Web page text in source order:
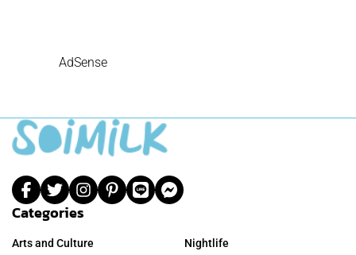
AdSense
Categories
Arts and Culture Nightlife